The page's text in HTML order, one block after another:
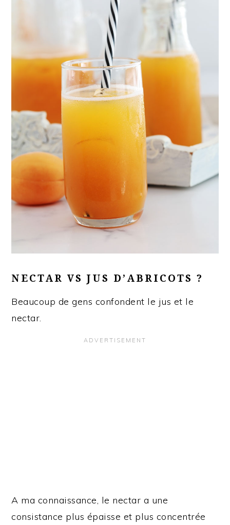
NECTAR VS JUS D’ABRICOTS ?
Beaucoup de gens confondent le jus et le
nectar.
A ma connaissance, le nectar a une
consistance plus épaisse et plus concentrée